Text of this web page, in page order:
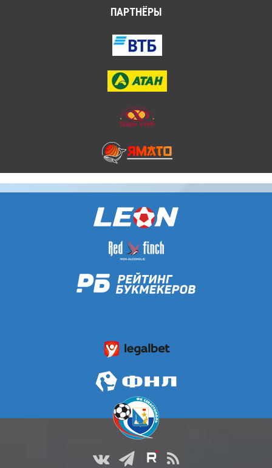
ПАРТНЁРЫ